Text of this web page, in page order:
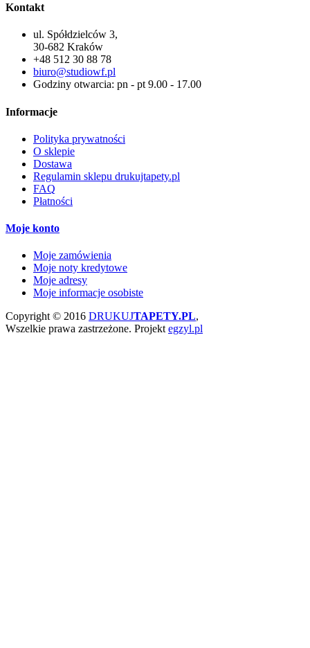
Kontakt
ul. Spółdzielców 3,
30-682 Kraków
+48 512 30 88 78
biuro@studiowf.pl
Godziny otwarcia: pn - pt 9.00 - 17.00
Informacje
Polityka prywatności
O sklepie
Dostawa
Regulamin sklepu drukujtapety.pl
FAQ
Płatności
Moje konto
Moje zamówienia
Moje noty kredytowe
Moje adresy
Moje informacje osobiste
Copyright © 2016 DRUKUJTAPETY.PL,
Wszelkie prawa zastrzeżone. Projekt egzyl.pl